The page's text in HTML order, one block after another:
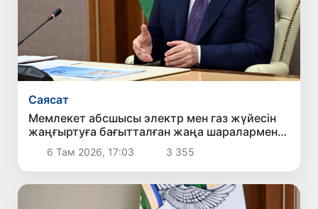
Саясат
Мемлекет абсшысы электр мен газ жүйесін
жаңғыртуға бағытталған жаңа шаралармен
танысты
6 Там 2026, 17:03 3 355